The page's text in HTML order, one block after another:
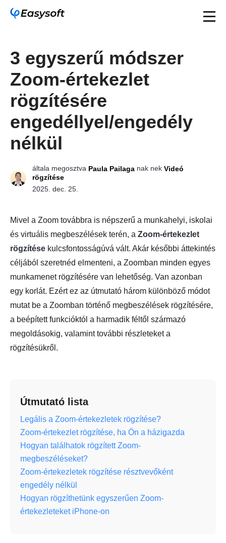
3 egyszerű módszer
Zoom-értekezlet
rögzítésére
engedéllyel/engedély
nélkül
általa megosztva Paula Pailaga nak nek Videó
rögzítése
2025. dec. 25.
Mivel a Zoom továbbra is népszerű a munkahelyi, iskolai
és virtuális megbeszélések terén, a Zoom-értekezlet
rögzítése kulcsfontosságúvá vált. Akár későbbi áttekintés
céljából szeretnéd elmenteni, a Zoomban minden egyes
munkamenet rögzítésére van lehetőség. Van azonban
egy korlát. Ezért ez az útmutató három különböző módot
mutat be a Zoomban történő megbeszélések rögzítésére,
a beépített funkcióktól a harmadik féltől származó
megoldásokig, valamint további részleteket a
rögzítésükről.
Útmutató lista
Legális a Zoom-értekezletek rögzítése?
Zoom-értekezlet rögzítése, ha Ön a házigazda
Hogyan találhatok rögzített Zoom-
megbeszéléseket?
Zoom-értekezletek rögzítése résztvevőként
engedély nélkül
Hogyan rögzíthetünk egyszerűen Zoom-
értekezleteket iPhone-on